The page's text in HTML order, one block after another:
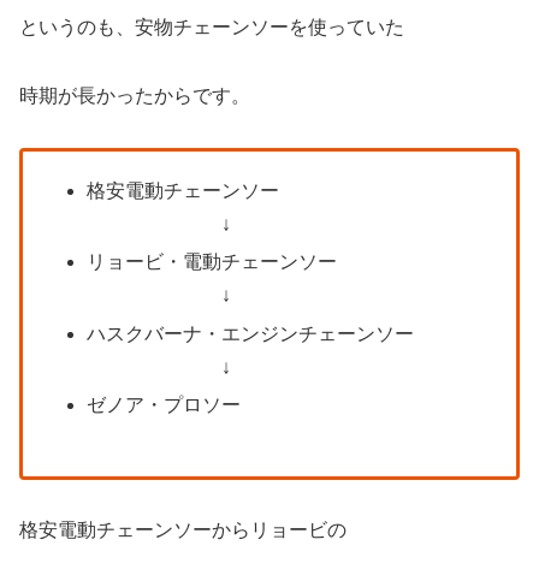
というのも、安物チェーンソーを使っていた
時期が長かったからです。
格安電動チェーンソー
↓
リョービ・電動チェーンソー
↓
ハスクバーナ・エンジンチェーンソー
↓
ゼノア・プロソー
格安電動チェーンソーからリョービの